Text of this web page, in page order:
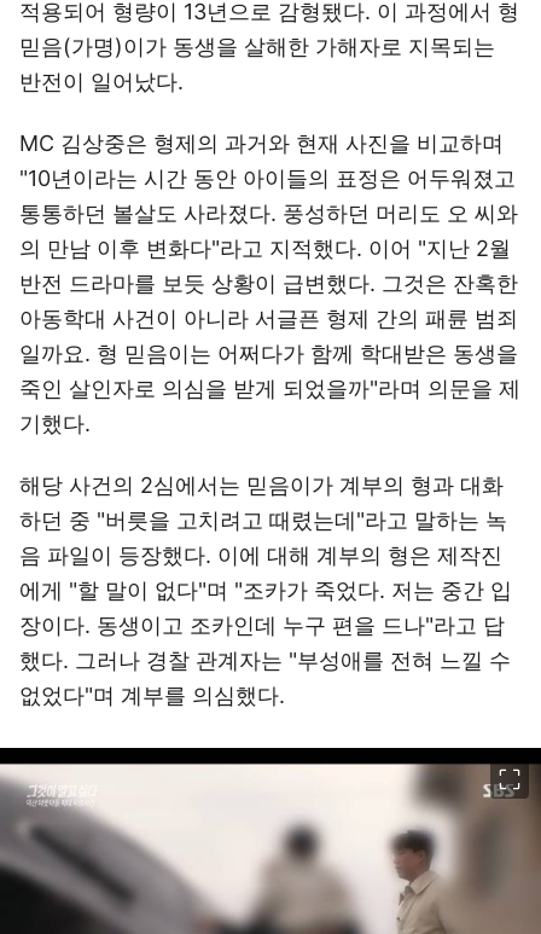
적용되어 형량이 13년으로 감형됐다. 이 과정에서 형
믿음(가명)이가 동생을 살해한 가해자로 지목되는
반전이 일어났다.
MC 김상중은 형제의 과거와 현재 사진을 비교하며
"10년이라는 시간 동안 아이들의 표정은 어두워졌고
통통하던 볼살도 사라졌다. 풍성하던 머리도 오 씨와
의 만남 이후 변화다"라고 지적했다. 이어 "지난 2월
반전 드라마를 보듯 상황이 급변했다. 그것은 잔혹한
아동학대 사건이 아니라 서글픈 형제 간의 패륜 범죄
일까요. 형 믿음이는 어쩌다가 함께 학대받은 동생을
죽인 살인자로 의심을 받게 되었을까"라며 의문을 제
기했다.
해당 사건의 2심에서는 믿음이가 계부의 형과 대화
하던 중 "버릇을 고치려고 때렸는데"라고 말하는 녹
음 파일이 등장했다. 이에 대해 계부의 형은 제작진
에게 "할 말이 없다"며 "조카가 죽었다. 저는 중간 입
장이다. 동생이고 조카인데 누구 편을 드나"라고 답
했다. 그러나 경찰 관계자는 "부성애를 전혀 느낄 수
없었다"며 계부를 의심했다.